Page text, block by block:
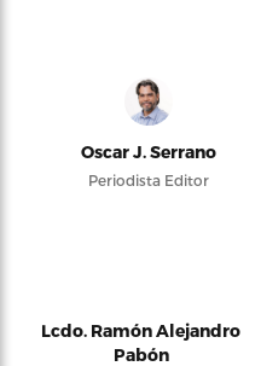
Oscar J. Serrano
Periodista Editor
Lcdo. Ramón Alejandro
Pabón